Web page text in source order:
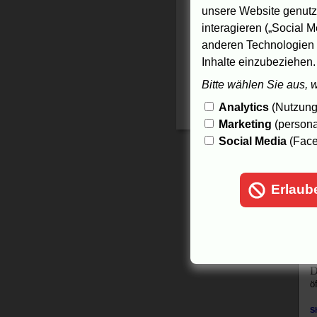
unsere Website
interagieren („Social
anderen
Inhalte
Bitte wählen Sie aus,
Analytics
Marketing
Social Media